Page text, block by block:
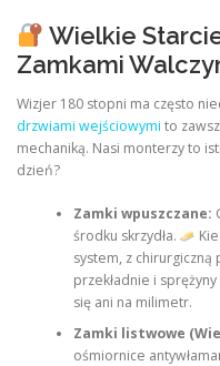
Wielkie
Zamkami
Wizjer 180 stopni ma często
drzwiami wejściowymi to
mechaniką. Nasi monterzy to
dzień?
Zamki wpuszczane:
środku skrzydła.
system, z
przekładnie i
się ani na milimetr.
Zamki listwowe
ośmiornice